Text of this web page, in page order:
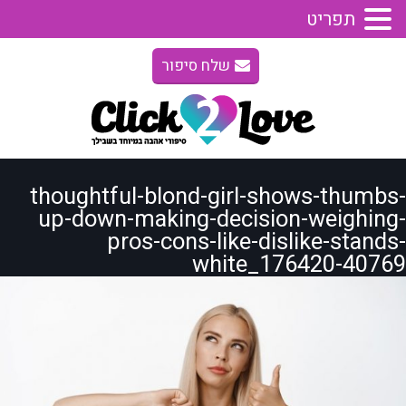
שלח סיפור
thoughtful-blond-girl-shows-thumbs-
up-down-making-decision-weighing-
pros-cons-like-dislike-stands-
white_176420-40769
תפריט